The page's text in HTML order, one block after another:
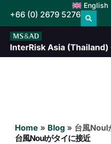
English
+66 (0) 2679 5276
Home » Blog » 台風Noul
台風Noulがタイに接近